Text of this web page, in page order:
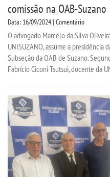
TIP - PEDAGOGIA
LOGIN
PORTAL DE ALUNOS
PORTAL DE PROFESSORES/
UNIESP
comissão na OAB-Suzano
Data: 16/09/2024 | Comentário
O advogado Marcelo da Silva
UNISUZANO, assume a presidência
Subseção da OAB de Suzano.
Fabrício Ciconi Tsutsui, docente da